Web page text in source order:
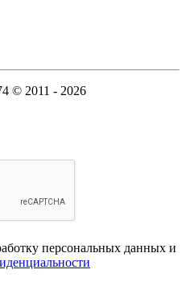
© 2011 - 2026
персональных данных и